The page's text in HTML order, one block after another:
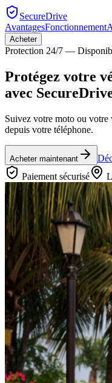
SecureDrive
AvantagesFonctionnement
Acheter
Protection 24/7 —
Protégez votre
avec
Suivez votre moto ou votre
depuis votre téléphone.
Acheter maintenant
Paiement sécurisé